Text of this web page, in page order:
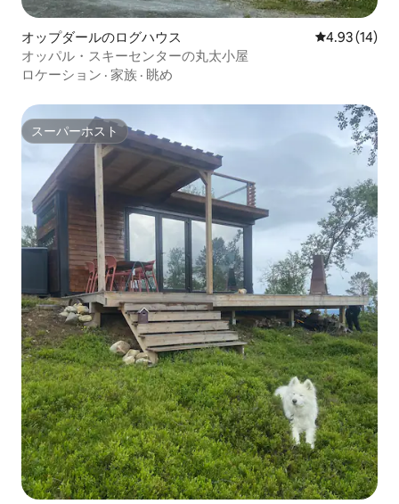
オップダールのログハウス レビュー14
4.93 (14)
オッパル・スキーセンターの丸太小屋
ロケーション · 家族 · 眺め
スーパーホスト
スーパーホスト